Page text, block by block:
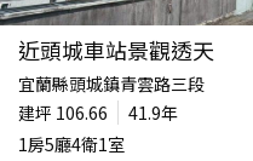
近頭城車站景觀透天
宜蘭縣頭城鎮青雲路三段
建坪 106.66
41.9年
1房5廳4衛1室